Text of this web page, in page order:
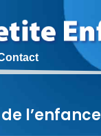
l’enfance